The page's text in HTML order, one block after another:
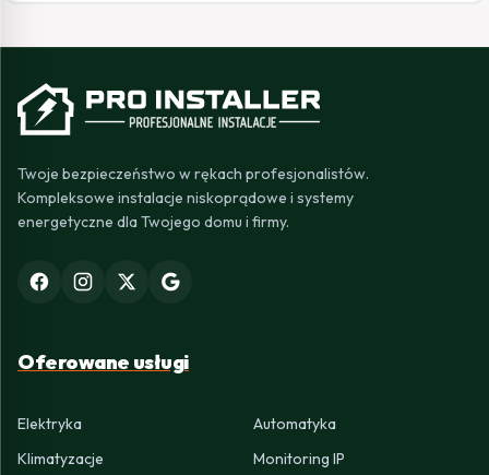
Twoje bezpieczeństwo w rękach profesjonalistów.
Kompleksowe instalacje niskoprądowe i systemy
energetyczne dla Twojego domu i firmy.
Oferowane usługi
Elektryka
Automatyka
Klimatyzacje
Monitoring IP